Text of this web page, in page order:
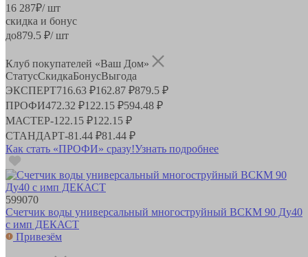
16 287₽/ шт
скидка и бонус
до879.5 ₽/ шт
Клуб покупателей «Ваш Дом»
СтатусСкидкаБонусВыгода
ЭКСПЕРТ716.63 ₽162.87 ₽879.5 ₽
ПРОФИ472.32 ₽122.15 ₽594.48 ₽
МАСТЕР-122.15 ₽122.15 ₽
СТАНДАРТ-81.44 ₽81.44 ₽
Как стать «ПРОФИ» сразу!Узнать подробнее
599070
Счетчик воды универсальный многоструйный ВСКМ 90 Ду40
с имп ДЕКАСТ
Привезём